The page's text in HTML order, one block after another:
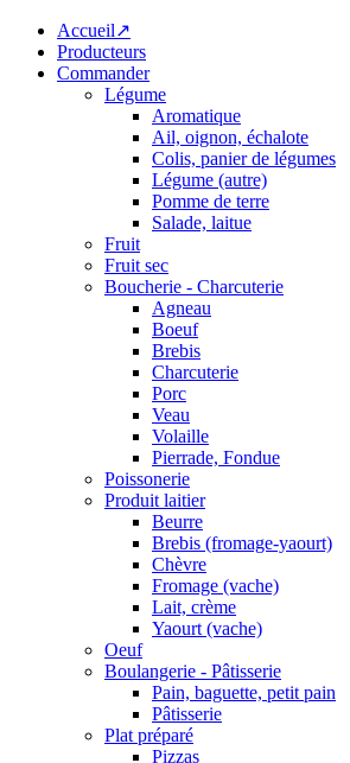
Accueil↗
Producteurs
Commander
Légume
Aromatique
Ail, oignon, échalote
Colis, panier de légumes
Légume (autre)
Pomme de terre
Salade, laitue
Fruit
Fruit sec
Boucherie - Charcuterie
Agneau
Boeuf
Brebis
Charcuterie
Porc
Veau
Volaille
Pierrade, Fondue
Poissonerie
Produit laitier
Beurre
Brebis (fromage-yaourt)
Chèvre
Fromage (vache)
Lait, crème
Yaourt (vache)
Oeuf
Boulangerie - Pâtisserie
Pain, baguette, petit pain
Pâtisserie
Plat préparé
Pizzas